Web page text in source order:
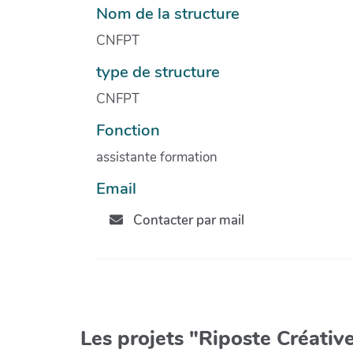
Nom de la structure
CNFPT
type de structure
CNFPT
Fonction
assistante formation
Email
Contacter par mail
Les projets "Riposte